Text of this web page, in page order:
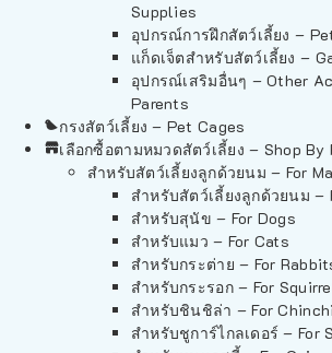
Supplies
อุปกรณ์การฝึกสัตว์เลี้ยง –
แก็ดเจ็ตสำหรับสัตว์เลี้ยง –
อุปกรณ์เสริมอื่นๆ – Other
Parents
กรงสัตว์เลี้ยง – Pet Cages
เลือกซื้อตามหมวดสัตว์เลี้ยง – Shop By
สำหรับสัตว์เลี้ยงลูกด้วยนม – For
สำหรับสัตว์เลี้ยงลูกด้วยนม –
สำหรับสุนัข – For Dogs
สำหรับแมว – For Cats
สำหรับกระต่าย – For
สำหรับกระรอก – For
สำหรับชินชิล่า – For
สำหรับชูการ์ไกลเดอร์ – For